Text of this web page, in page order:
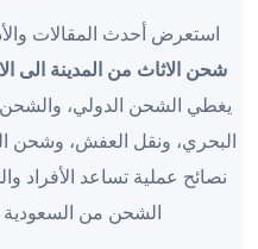
استعرض أحدث المقالات
شحن الاثاث من المدينة الى
يغطي الشحن الدولي،
البحري، ونقل العفش، وشحن
نصائح عملية تساعد الأفراد
الشحن من